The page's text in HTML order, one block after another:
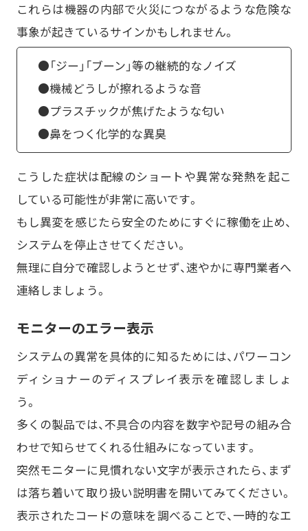
これらは機器の内部で火災につながるような危険な
事象が起きているサインかもしれません。
●「ジー」「ブーン」等の継続的なノイズ
●機械どうしが擦れるような音
●プラスチックが焦げたような匂い
●鼻をつく化学的な異臭
こうした症状は配線のショートや異常な発熱を起こ
している可能性が非常に高いです。
もし異変を感じたら安全のためにすぐに稼働を止め、
システムを停止させてください。
無理に自分で確認しようとせず、速やかに専門業者へ
連絡しましょう。
モニターのエラー表示
システムの異常を具体的に知るためには、パワーコン
ディショナーのディスプレイ表示を確認しましょ
う。
多くの製品では、不具合の内容を数字や記号の組み合
わせで知らせてくれる仕組みになっています。
突然モニターに見慣れない文字が表示されたら、まず
は落ち着いて取り扱い説明書を開いてみてください。
表示されたコードの意味を調べることで、一時的なエ